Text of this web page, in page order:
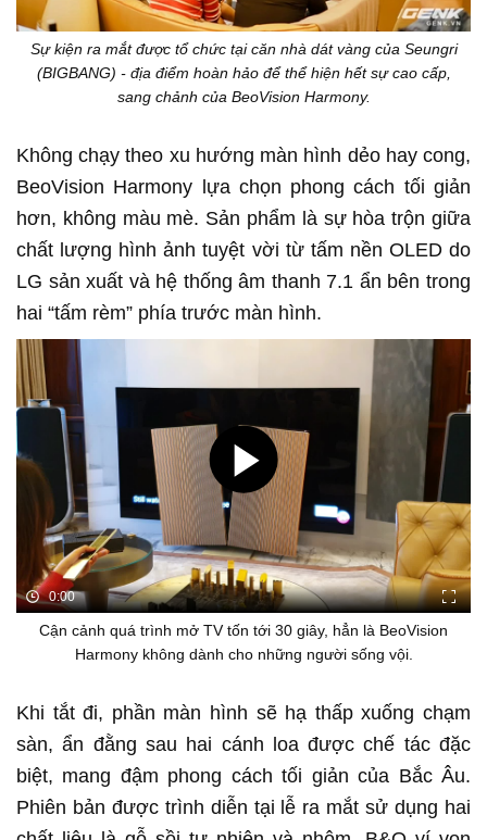
Sự kiện ra mắt được tổ chức tại căn nhà dát vàng của Seungri
(BIGBANG) - địa điểm hoàn hảo để thể hiện hết sự cao cấp,
sang chảnh của BeoVision Harmony.
Không chạy theo xu hướng màn hình dẻo hay cong,
BeoVision Harmony lựa chọn phong cách tối giản
hơn, không màu mè. Sản phẩm là sự hòa trộn giữa
chất lượng hình ảnh tuyệt vời từ tấm nền OLED do
LG sản xuất và hệ thống âm thanh 7.1 ẩn bên trong
hai “tấm rèm” phía trước màn hình.
0:00
Cận cảnh quá trình mở TV tốn tới 30 giây, hẳn là BeoVision
Harmony không dành cho những người sống vội.
Khi tắt đi, phần màn hình sẽ hạ thấp xuống chạm
sàn, ẩn đằng sau hai cánh loa được chế tác đặc
biệt, mang đậm phong cách tối giản của Bắc Âu.
Phiên bản được trình diễn tại lễ ra mắt sử dụng hai